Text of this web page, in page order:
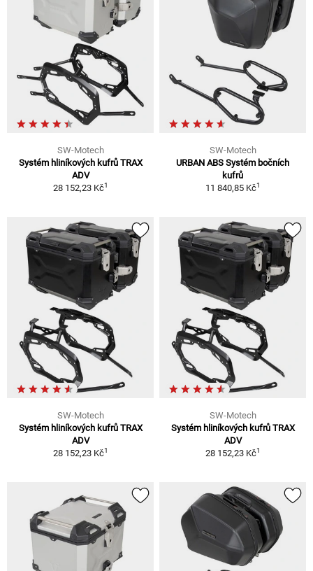
SW-Motech
Systém hliníkových kufrů TRAX
ADV
28 152,23 Kč1
SW-Motech
URBAN ABS Systém bočních
kufrů
11 840,85 Kč1
SW-Motech
Systém hliníkových kufrů TRAX
ADV
28 152,23 Kč1
SW-Motech
Systém hliníkových kufrů TRAX
ADV
28 152,23 Kč1